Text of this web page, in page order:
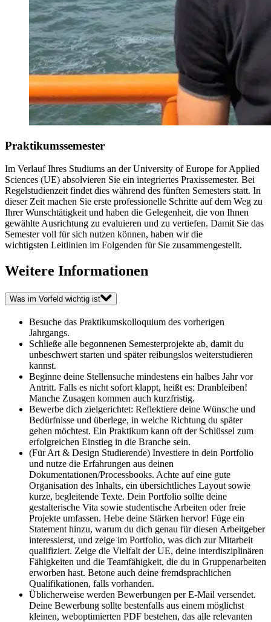
Praktikumssemester
Im Verlauf Ihres Studiums an der University of Europe for Applied
Sciences (UE) absolvieren Sie ein integriertes Praxissemester. Bei
Regelstudienzeit findet dies während des fünften Semesters statt. In
dieser Zeit machen Sie erste professionelle Schritte auf dem Weg zu
Ihrer Wunschtätigkeit und haben die Gelegenheit, die von Ihnen
gewählte Ausrichtung zu evaluieren und zu vertiefen. Damit Sie das
Semester voll für sich nutzen können, haben wir die
wichtigsten Leitlinien im Folgenden für Sie zusammengestellt.
Weitere Informationen
Was im Vorfeld wichtig ist
Besuche das Praktikumskolloquium des vorherigen
Jahrgangs.
Schließe alle begonnenen Semesterprojekte ab, damit du
unbeschwert starten und später reibungslos weiterstudieren
kannst.
Beginne deine Stellensuche mindestens ein halbes Jahr vor
Antritt. Falls es nicht sofort klappt, heißt es: Dranbleiben!
Manche Zusagen kommen auch kurzfristig.
Bewerbe dich zielgerichtet: Reflektiere deine Wünsche und
Bedürfnisse und überlege, in welche Richtung du später
gehen möchtest. Ein Praktikum kann oft der Schlüssel zum
erfolgreichen Einstieg in die Branche sein.
(Für Art & Design Studierende) Investiere in dein Portfolio
und nutze die Erfahrungen aus deinen
Dokumentationen/Processbooks. Achte auf eine gute
Organisation des Inhalts, ein übersichtliches Layout sowie
kurze, begleitende Texte. Dein Portfolio sollte deine
gestalterische Vita sowie studentische Arbeiten oder freie
Projekte umfassen. Hebe deine Stärken hervor! Füge ein
Statement hinzu, warum du dich genau für diesen Arbeitgeber
interessierst, und zeige im Portfolio, was dich zur Mitarbeit
qualifiziert. Zeige die Vielfalt der UE, deine interdisziplinären
Fähigkeiten und die Teamfähigkeit, die du in Gruppenarbeiten
erworben hast. Betone auch deine fremdsprachlichen
Qualifikationen, falls vorhanden.
Üblicherweise werden Bewerbungen per E-Mail versendet.
Deine Bewerbung sollte bestenfalls aus einem möglichst
kleinen, weboptimierten PDF bestehen, das alle relevanten